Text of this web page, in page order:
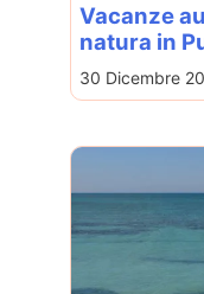
Vacanze
natura in
30 Dicembre